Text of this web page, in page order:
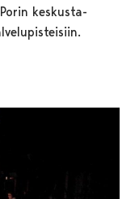
keskusta-